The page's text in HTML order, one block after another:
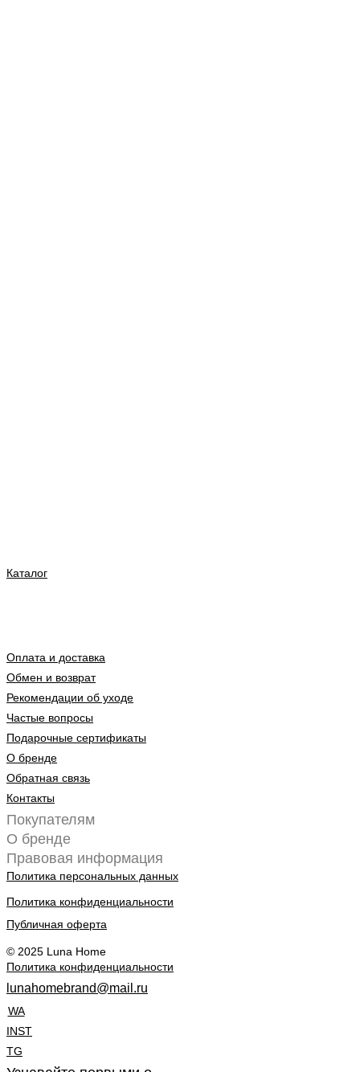
Каталог
Оплата и доставка
Обмен и возврат
Рекомендации об уходе
Частые вопросы
Подарочные сертификаты
О бренде
Обратная связь
Контакты
Покупателям
О бренде
Правовая информация
Политика персональных данных
Политика конфиденциальности
Публичная оферта
© 2025 Luna Home
Политика конфиденциальности
lunahomebrand@mail.ru
WA
INST
TG